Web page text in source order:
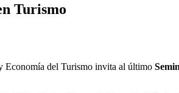
Turismo
Economía del Turismo invita al último